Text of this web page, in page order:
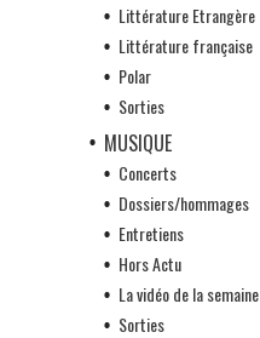
Littérature Etrangère
Littérature française
Polar
Sorties
MUSIQUE
Concerts
Dossiers/hommages
Entretiens
Hors Actu
La vidéo de la semaine
Sorties